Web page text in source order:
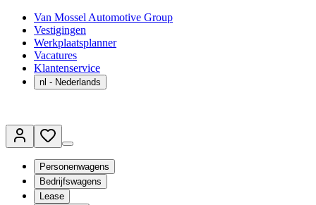
Van Mossel Automotive Group
Vestigingen
Werkplaatsplanner
Vacatures
Klantenservice
nl - Nederlands
Personenwagens
Bedrijfswagens
Lease